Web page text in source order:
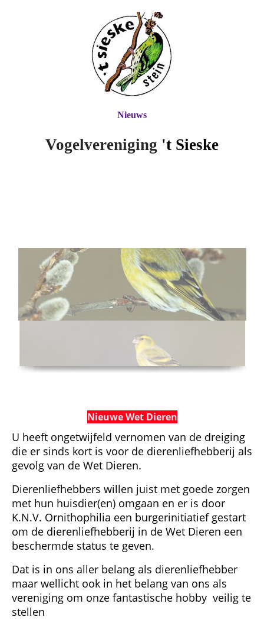
Vogelvereniging 't Sieske
Nieuws
Nieuwe Wet Dieren
U heeft ongetwijfeld vernomen van de dreiging
die er sinds kort is voor de dierenliefhebberij als
gevolg van de Wet Dieren.
Dierenliefhebbers willen juist met goede zorgen
met hun huisdier(en) omgaan en er is door
K.N.V. Ornithophilia een burgerinitiatief gestart
om de dierenliefhebberij in de Wet Dieren een
beschermde status te geven.
Dat is in ons aller belang als dierenliefhebber
maar wellicht ook in het belang van ons als
vereniging om onze fantastische hobby veilig te
stellen